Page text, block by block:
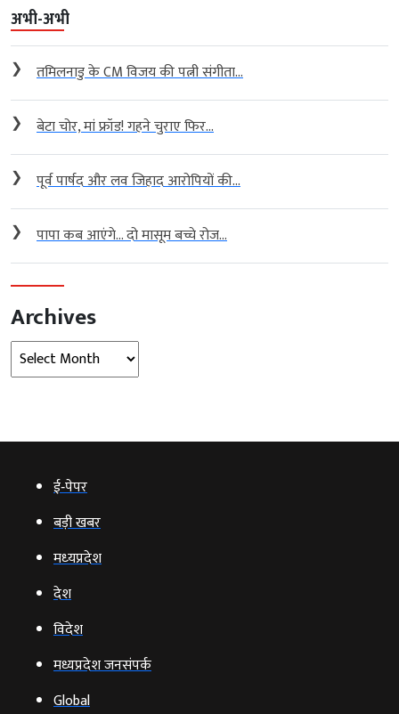
अभी-अभी
❯ तमिलनाडु के CM विजय की पत्नी संगीता...
❯ बेटा चोर, मां फ्रॉड! गहने चुराए फिर...
❯ पूर्व पार्षद और लव जिहाद आरोपियों की...
❯ पापा कब आएंगे… दो मासूम बच्चे रोज...
Archives
Archives
ई‑पेपर
बड़ी खबर
मध्‍यप्रदेश
देश
विदेश
मध्यप्रदेश जनसंपर्क
Global